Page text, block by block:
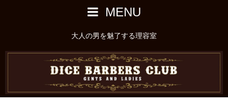
MENU
大人の男を魅了する理容室